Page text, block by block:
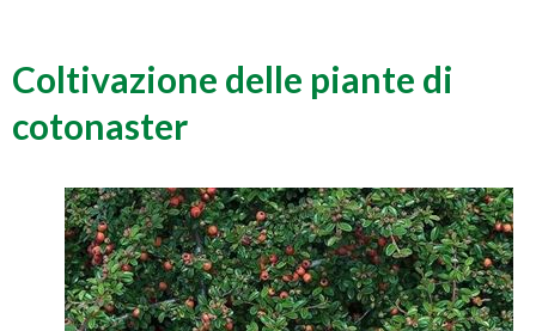
Coltivazione delle piante di
cotonaster